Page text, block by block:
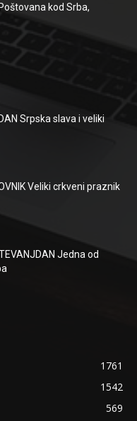
kod Srba,
Srpska slava i veliki
Veliki crkveni praznik
Jedna od
1761
1542
569